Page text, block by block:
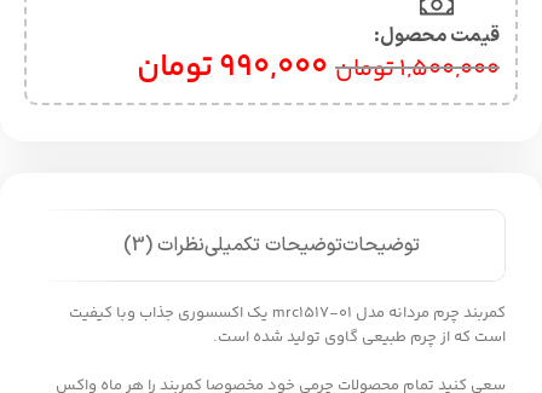
قیمت محصول:​
1,500,000تومان 990,000تومان
توضیحاتتوضیحات تکمیلینظرات (3)
کمربند چرم مردانه مدل mrc1517-01 یک اکسسوری جذاب وبا کیفیت
است که از چرم طبیعی گاوی تولید شده است.
سعی کنید تمام محصولات چرمی خود مخصوصا کمربند را هر ماه واکس